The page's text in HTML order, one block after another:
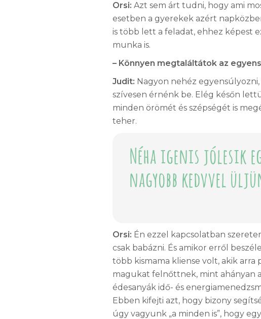
Orsi: Azt sem árt tudni, hogy ami
esetben a gyerekek azért
is több lett a feladat, ehhez képest
munka is.
– Könnyen megtaláltátok az
Judit: Nagyon nehéz
szívesen érnénk be. Elég későn
minden örömét és szépségét is
teher.
Néha igenis jólesik
nagyobb kedvvel
Orsi: Én ezzel kapcsolatban
csak babázni. És amikor erről
több kismama kliense volt, akik arra
magukat felnőttnek, mint ahányan
édesanyák idő- és
Ebben kifejti azt, hogy bizony
úgy vagyunk „a minden is”, hogy